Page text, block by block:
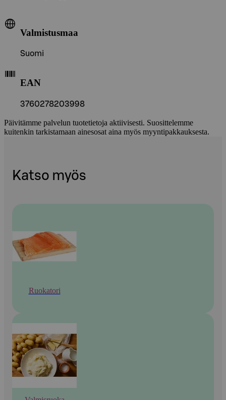
Valmistusmaa
Suomi
EAN
3760278203998
Päivitämme palvelun tuotetietoja aktiivisesti. Suosittelemme
kuitenkin tarkistamaan ainesosat aina myös myyntipakkauksesta.
Katso myös
Ruokatori